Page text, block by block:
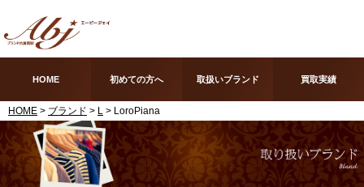
HOME 初めての方へ 取扱いブランド 買取実績
HOME > ブランド > L > LoroPiana